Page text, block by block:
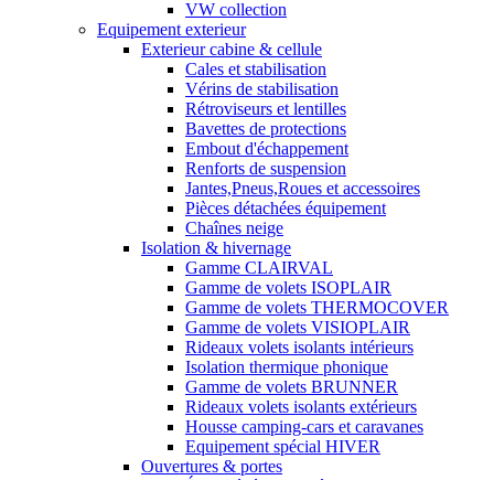
VW collection
Equipement exterieur
Exterieur cabine & cellule
Cales et stabilisation
Vérins de stabilisation
Rétroviseurs et lentilles
Bavettes de protections
Embout d'échappement
Renforts de suspension
Jantes,Pneus,Roues et accessoires
Pièces détachées équipement
Chaînes neige
Isolation & hivernage
Gamme CLAIRVAL
Gamme de volets ISOPLAIR
Gamme de volets THERMOCOVER
Gamme de volets VISIOPLAIR
Rideaux volets isolants intérieurs
Isolation thermique phonique
Gamme de volets BRUNNER
Rideaux volets isolants extérieurs
Housse camping-cars et caravanes
Equipement spécial HIVER
Ouvertures & portes